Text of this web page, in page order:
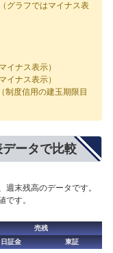
グラフではマイナス表
イナス表示）
イナス表示）
制度信用の建玉期限目
ータで比較
末残高のデータです。
です。
売残
日証金
東証